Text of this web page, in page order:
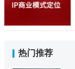
热门推荐